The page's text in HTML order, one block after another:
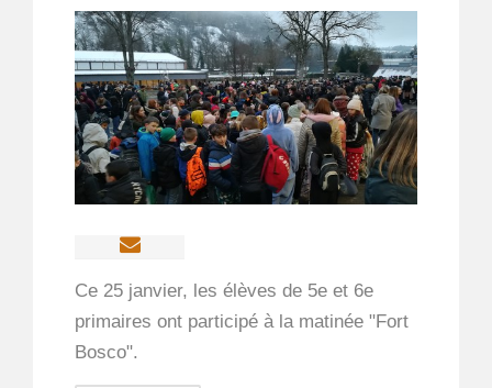
Ce 25 janvier, les élèves de 5e et 6e
primaires ont participé à la matinée "Fort
Bosco".